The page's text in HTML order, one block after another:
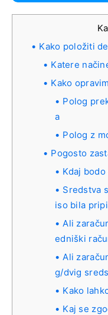
Kako položiti
Katere
Kako
Polog
a
Polog z
Pogosto
Kdaj
Sredstva
iso bila
Ali
edniški
Ali
g/dvig
Kako
Kaj se